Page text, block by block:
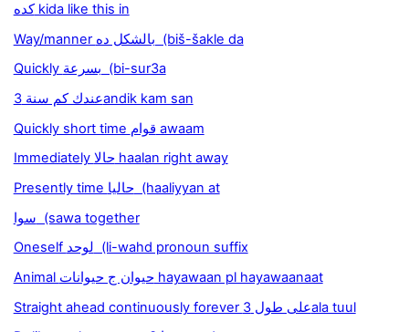
كده kida like this in
Way/manner بالشكل ده (biš-šakle da
Quickly بسرعة (bi-sur3a
عندك كم سنة 3andik kam san
Quickly short time قوام awaam
Immediately حالا haalan right away
Presently time حاليا (haaliyyan at
سوا (sawa together
Oneself لوحد (li-wahd pronoun suffix
Animal حيوان ج حيوانات hayawaan pl hayawaanaat
Straight ahead continuously forever على طول 3ala tuul